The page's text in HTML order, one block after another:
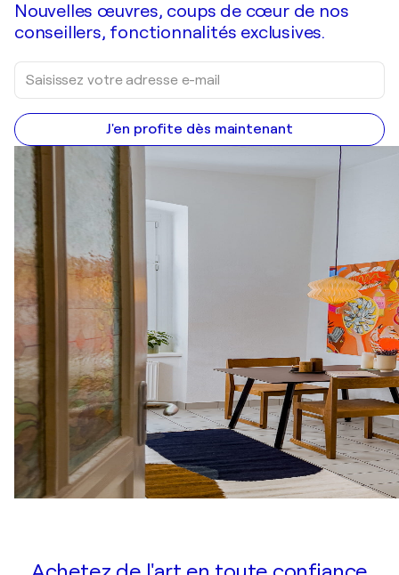
Nouvelles œuvres, coups de cœur de nos
conseillers, fonctionnalités exclusives.
J'en profite dès maintenant